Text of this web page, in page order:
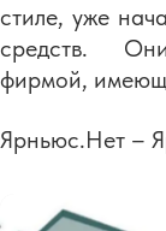
стиле, уже
средств.
фирмой,
Ярньюс.Нет –